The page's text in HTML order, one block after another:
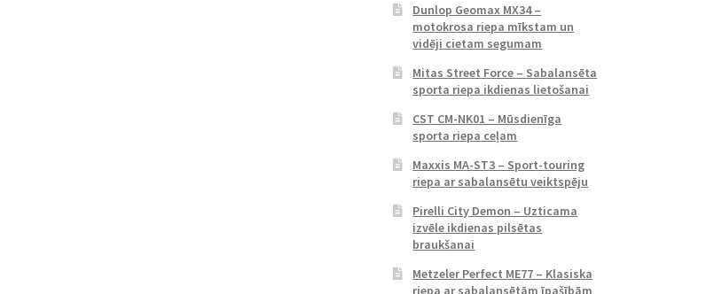
Dunlop Geomax MX34 –
motokrosa riepa mīkstam un
vidēji cietam segumam
Mitas Street Force – Sabalansēta
sporta riepa ikdienas lietošanai
CST CM-NK01 – Mūsdienīga
sporta riepa ceļam
Maxxis MA-ST3 – Sport-touring
riepa ar sabalansētu veiktspēju
Pirelli City Demon – Uzticama
izvēle ikdienas pilsētas
braukšanai
Metzeler Perfect ME77 – Klasiska
riepa ar sabalansētām īpašībām